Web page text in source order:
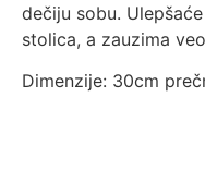
dečiju sobu.
stolica, a zauzima
Dimenzije: 30cm